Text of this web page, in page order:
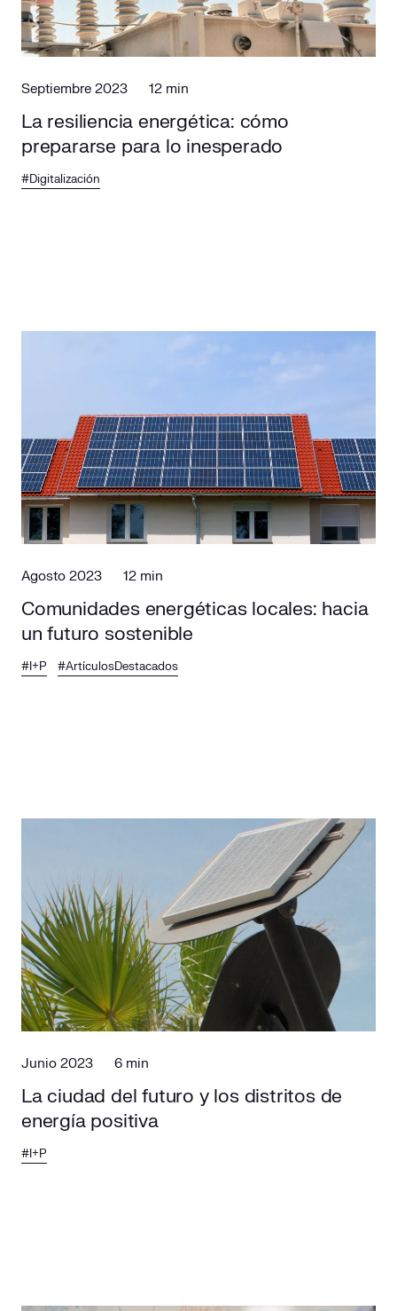
Septiembre 2023 12 min
La resiliencia energética: cómo
prepararse para lo inesperado
#Digitalización
Agosto 2023 12 min
Comunidades energéticas locales: hacia
un futuro sostenible
#I+P #ArtículosDestacados
Junio 2023 6 min
La ciudad del futuro y los distritos de
energía positiva
#I+P